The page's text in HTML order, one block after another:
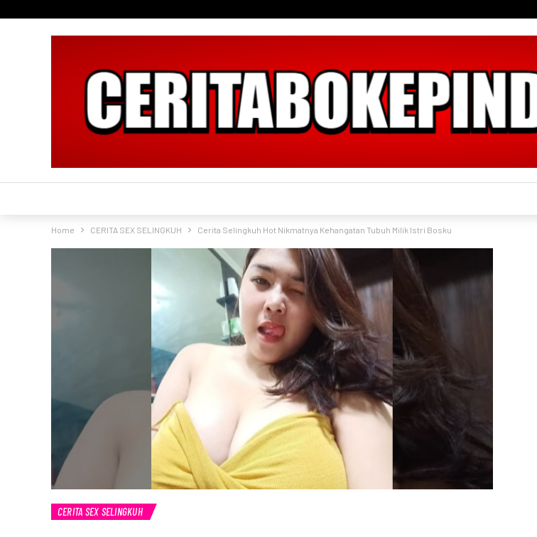
Home CERITA SEX SELINGKUH Cerita Selingkuh Hot Nikmatnya Kehangatan Tubuh Milik Istri Bosku
CERITA SEX SELINGKUH